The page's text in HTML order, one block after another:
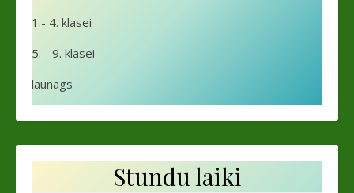
1.- 4. klasei
5. - 9. klasei
launags
Stundu laiki